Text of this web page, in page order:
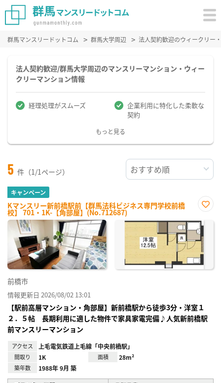
群馬マンスリードットコム 群馬大学周辺 法人契約歓迎のウィークリー
法人契約歓迎/群馬大学周辺のマンスリーマンション・ウィー
クリーマンション情報
経理処理がスムーズ
企業利用に特化した柔軟な
契約
もっと見る
5 件（1/1ページ）
キャンペーン
Kマンスリー新前橋駅前【群馬法科ビジネス専門学校前橋
校】 701・1K-【角部屋】(No.712687)
に入
り登
録
前橋市
情報更新日 2026/08/02 13:01
【駅前高層マンション・角部屋】新前橋駅から徒歩3分・洋室１
２．５帖 長期利用に適した物件で家具家電完備♪人気新前橋駅
前マンスリーマンション
アクセス 上毛電気鉄道上毛線「中央前橋駅」
間取り 1K 面積 28m²
築年数 1988年 9月 築